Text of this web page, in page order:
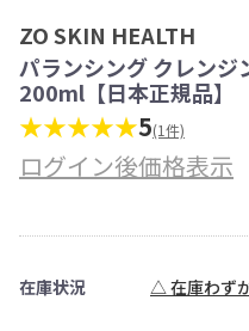
ZO SKIN HEALTH
パランシング クレンジ
200ml【日本正規品】
★★★★★5(1件)
ログイン後価格表示
在庫状況 △ 在庫わず